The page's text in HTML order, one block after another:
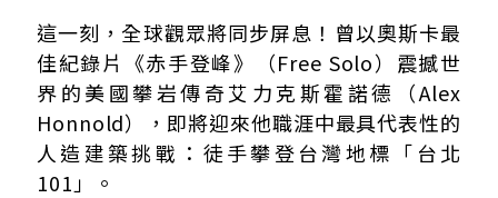
這一刻，全球觀眾將同步屏息！曾以奧斯卡最
佳紀錄片《赤手登峰》（Free Solo）震撼世
界的美國攀岩傳奇艾力克斯霍諾德（Alex
Honnold），即將迎來他職涯中最具代表性的
人造建築挑戰：徒手攀登台灣地標「台北
101」。